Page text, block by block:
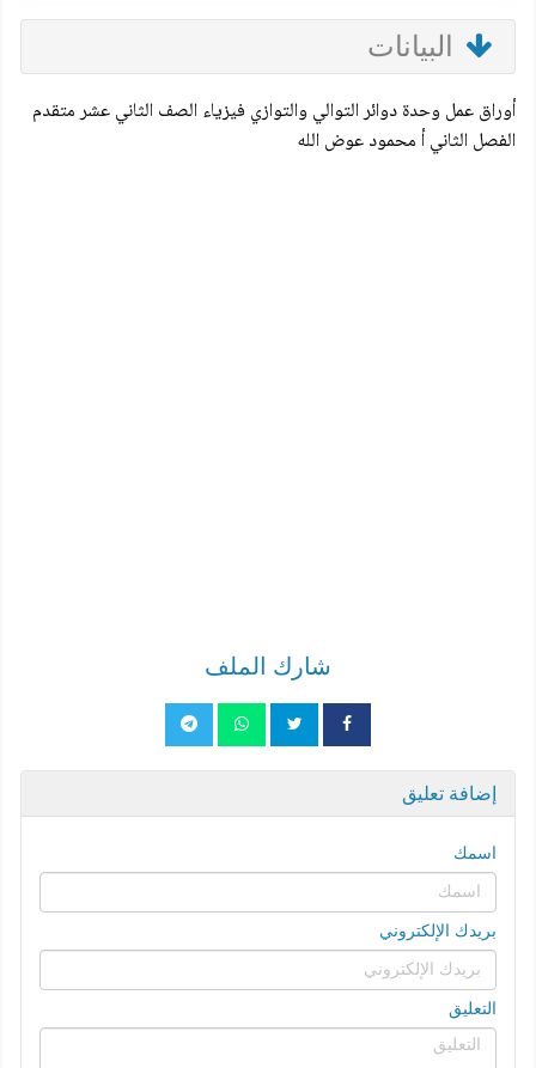
البيانات
أوراق عمل وحدة دوائر التوالي والتوازي فيزياء الصف الثاني عشر متقدم
الفصل الثاني أ محمود عوض الله
شارك الملف
إضافة تعليق
اسمك
بريدك الإلكتروني
التعليق